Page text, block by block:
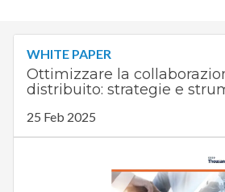
WHITE PAPER
Ottimizzare la
distribuito: strategie e
25 Feb 2025